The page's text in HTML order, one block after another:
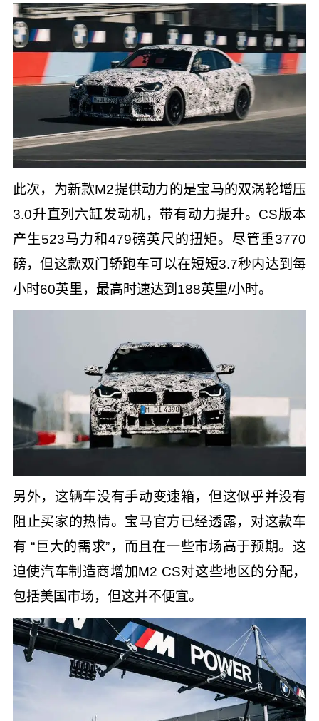
此次，为新款M2提供动力的是宝马的双涡轮增压
3.0升直列六缸发动机，带有动力提升。CS版本
产生523马力和479磅英尺的扭矩。尽管重3770
磅，但这款双门轿跑车可以在短短3.7秒内达到每
小时60英里，最高时速达到188英里/小时。
另外，这辆车没有手动变速箱，但这似乎并没有
阻止买家的热情。宝马官方已经透露，对这款车
有 “巨大的需求”，而且在一些市场高于预期。这
迫使汽车制造商增加M2 CS对这些地区的分配，
包括美国市场，但这并不便宜。